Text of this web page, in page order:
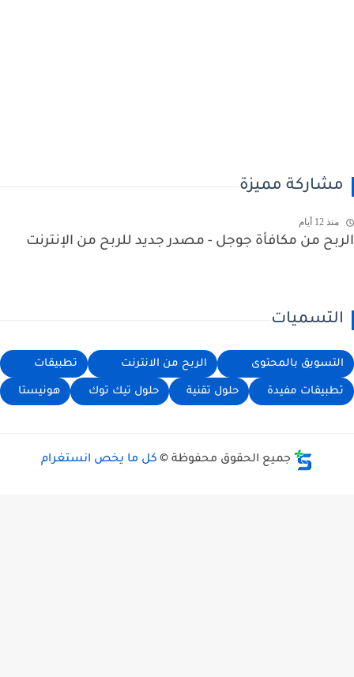
مميزة
منذ 12 أيام
من مكافأة جوجل - مصدر جديد للربح من الإنترنت
بالمحتوى الربح من الانترنت تطبيقات
مفيدة حلول تقنية حلول تيك توك هونيستا
جميع الحقوق محفوظة © كل ما يخص انستغرام